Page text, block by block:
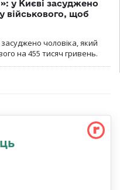
у Києві засуджено
військового, щоб
чоловіка, який
на 455 тисяч гривень.